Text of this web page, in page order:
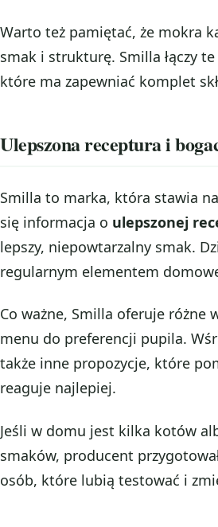
Warto też pamiętać, że mokra
smak i strukturę. Smilla łączy
które ma zapewniać komplet
Ulepszona receptura i
Smilla to marka, która stawia
się informacja o ulepszonej
lepszy, niepowtarzalny smak.
regularnym elementem
Co ważne, Smilla oferuje różne
menu do preferencji pupila.
także inne propozycje, które
reaguje najlepiej.
Jeśli w domu jest kilka kotów
smaków, producent
osób, które lubią testować i